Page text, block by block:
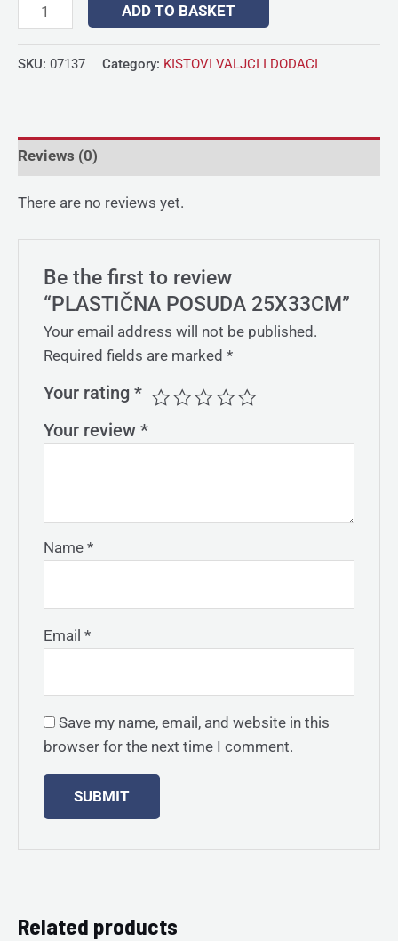
ADD TO BASKET
SKU: 07137 Category: KISTOVI VALJCI I DODACI
Reviews (0)
There are no reviews yet.
Be the first to review
“PLASTIČNA POSUDA 25X33CM”
Your email address will not be published.
Required fields are marked*
Your rating*
Your review*
Name*
Email*
Save my name, email, and website in this
browser for the next time I comment.
Related products